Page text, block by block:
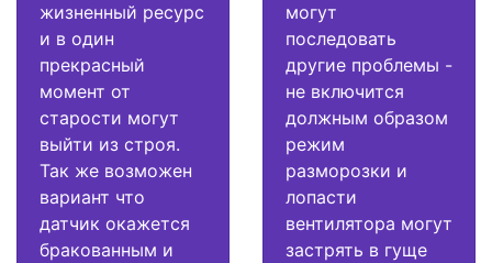
жизненный ресурс
и в один
прекрасный
момент от
старости могут
выйти из строя.
Так же возможен
вариант что
датчик окажется
бракованным и
могут
последовать
другие проблемы -
не включится
должным образом
режим
разморозки и
лопасти
вентилятора могут
застрять в гуще